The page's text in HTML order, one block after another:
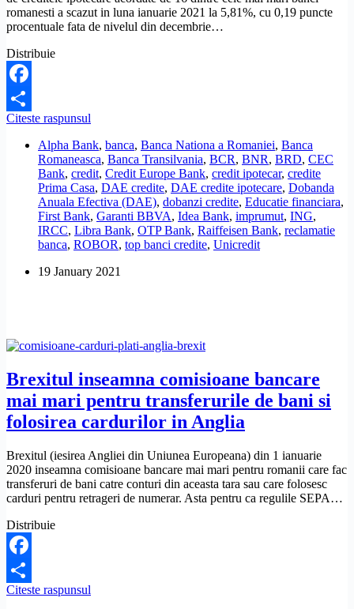
romanesti a scazut in luna ianuarie 2021 la 5,81%, cu 0,19 puncte
procentuale fata de nivelul din decembrie…
Distribuie
Facebook
Share
Citeste raspunsul
creditele
ipotecare
a
scazut
sub
6%,
dupa
reducerea
la
Alpha Bank, banca, Banca Nationa a Romaniei, Banca
Romaneasca, Banca Transilvania, BCR, BNR, BRD, CEC
Bank, credit, Credit Europe Bank, credit ipotecar, credite
Prima Casa, DAE credite, DAE credite ipotecare, Dobanda
Anuala Efectiva (DAE), dobanzi credite, Educatie financiara,
First Bank, Garanti BBVA, Idea Bank, imprumut, ING,
IRCC, Libra Bank, OTP Bank, Raiffeisen Bank, reclamatie
banca, ROBOR, top banci credite, Unicredit
19 January 2021
Brexitul inseamna comisioane bancare
mai mari pentru transferurile de bani si
folosirea cardurilor in Anglia
Brexitul (iesirea Angliei din Uniunea Europeana) din 1 ianuarie
2020 inseamna comisioane bancare mai mari pentru romanii care fac
transferuri de bani catre conturi din aceasta tara sau care folosesc
carduri pentru retrageri de numerar. Asta pentru ca regulile SEPA…
Distribuie
Facebook
Share
Citeste raspunsul